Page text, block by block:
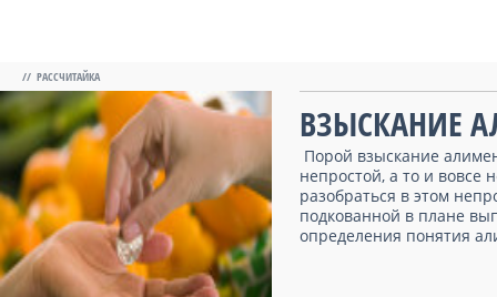
// РАССЧИТАЙКА
ВЗЫСКАНИЕ
Порой взыскание
непростой, а то и вовсе
разобраться в этом
подкованной в плане
определения понятия